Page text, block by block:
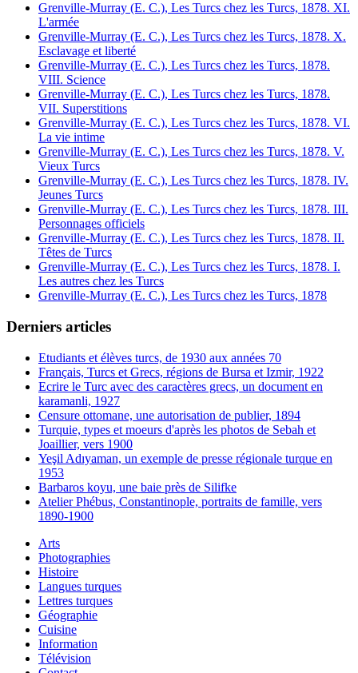
Grenville-Murray (E. C.), Les Turcs chez les Turcs, 1878. XI.
L'armée
Grenville-Murray (E. C.), Les Turcs chez les Turcs, 1878. X.
Esclavage et liberté
Grenville-Murray (E. C.), Les Turcs chez les Turcs, 1878.
VIII. Science
Grenville-Murray (E. C.), Les Turcs chez les Turcs, 1878.
VII. Superstitions
Grenville-Murray (E. C.), Les Turcs chez les Turcs, 1878. VI.
La vie intime
Grenville-Murray (E. C.), Les Turcs chez les Turcs, 1878. V.
Vieux Turcs
Grenville-Murray (E. C.), Les Turcs chez les Turcs, 1878. IV.
Jeunes Turcs
Grenville-Murray (E. C.), Les Turcs chez les Turcs, 1878. III.
Personnages officiels
Grenville-Murray (E. C.), Les Turcs chez les Turcs, 1878. II.
Têtes de Turcs
Grenville-Murray (E. C.), Les Turcs chez les Turcs, 1878. I.
Les autres chez les Turcs
Grenville-Murray (E. C.), Les Turcs chez les Turcs, 1878
Derniers articles
Etudiants et élèves turcs, de 1930 aux années 70
Français, Turcs et Grecs, régions de Bursa et Izmir, 1922
Ecrire le Turc avec des caractères grecs, un document en
karamanli, 1927
Censure ottomane, une autorisation de publier, 1894
Turquie, types et moeurs d'après les photos de Sebah et
Joaillier, vers 1900
Yeşil Adıyaman, un exemple de presse régionale turque en
1953
Barbaros koyu, une baie près de Silifke
Atelier Phébus, Constantinople, portraits de famille, vers
1890-1900
Arts
Photographies
Histoire
Langues turques
Lettres turques
Géographie
Cuisine
Information
Télévision